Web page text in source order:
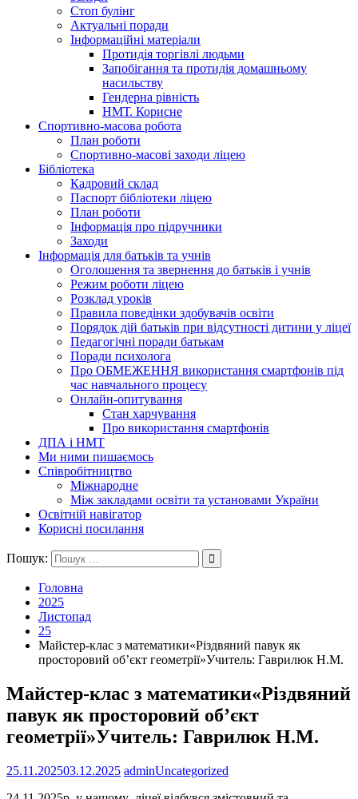
Стоп булінг
Актуальні поради
Інформаційні матеріали
Протидія торгівлі людьми
Запобігання та протидія домашньому
насильству
Гендерна рівність
НМТ. Корисне
Спортивно-масова робота
План роботи
Спортивно-масові заходи ліцею
Бібліотека
Кадровий склад
Паспорт бібліотеки ліцею
План роботи
Інформація про підручники
Заходи
Інформація для батьків та учнів
Оголошення та звернення до батьків і учнів
Режим роботи ліцею
Розклад уроків
Правила поведінки здобувачів освіти
Порядок дій батьків при відсутності дитини у ліцеї
Педагогічні поради батькам
Поради психолога
Про ОБМЕЖЕННЯ використання смартфонів під
час навчального процесу
Онлайн-опитування
Стан харчування
Про використання смартфонів
ДПА і НМТ
Ми ними пишаємось
Співробітництво
Міжнародне
Між закладами освіти та установами України
Освітній навігатор
Корисні посилання
Пошук:
Головна
2025
Листопад
25
Майстер-клас з математики«Різдвяний павук як
просторовий об’єкт геометрії»Учитель: Гаврилюк Н.М.
Майстер-клас з математики«Різдвяний
павук як просторовий об’єкт
геометрії»Учитель: Гаврилюк Н.М.
25.11.202503.12.2025 adminUncategorized